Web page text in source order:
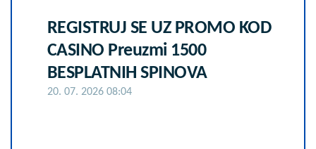
REGISTRUJ SE UZ PROMO KOD
CASINO Preuzmi 1500
BESPLATNIH SPINOVA
20. 07. 2026 08:04